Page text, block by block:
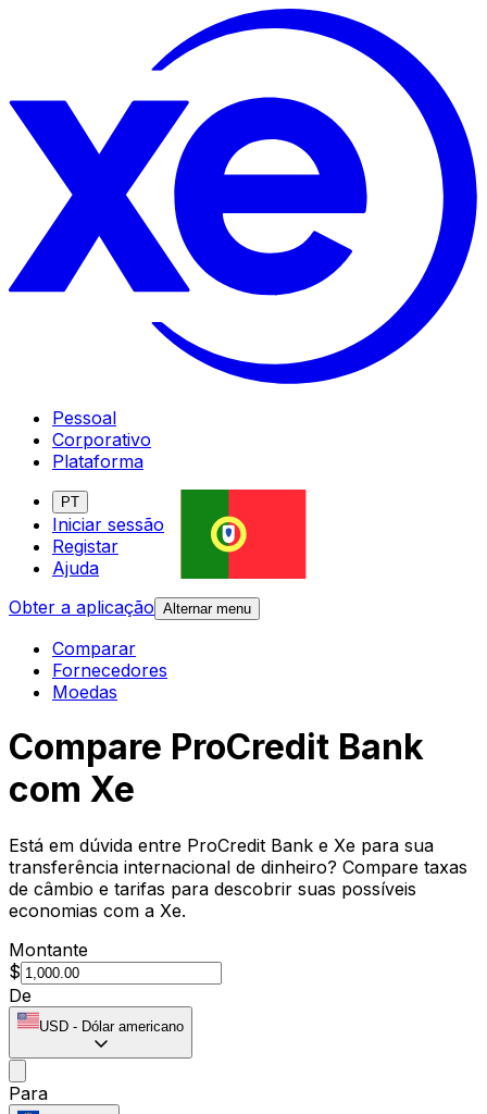
Pessoal
Corporativo
Plataforma
PT
Iniciar sessão
Registar
Ajuda
Obter a aplicação Alternar menu
Comparar
Fornecedores
Moedas
Compare ProCredit Bank
com Xe
Está em dúvida entre ProCredit Bank e Xe para sua
transferência internacional de dinheiro? Compare taxas
de câmbio e tarifas para descobrir suas possíveis
economias com a Xe.
Montante
$
De
USD - Dólar americano
Para